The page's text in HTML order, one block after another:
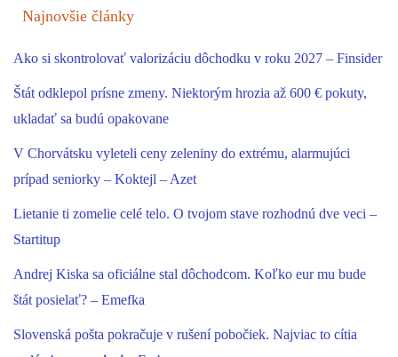
Najnovšie články
Ako si skontrolovať valorizáciu dôchodku v roku 2027 – Finsider
Štát odklepol prísne zmeny. Niektorým hrozia až 600 € pokuty,
ukladať sa budú opakovane
V Chorvátsku vyleteli ceny zeleniny do extrému, alarmujúci
prípad seniorky – Koktejl – Azet
Lietanie ti zomelie celé telo. O tvojom stave rozhodnú dve veci –
Startitup
Andrej Kiska sa oficiálne stal dôchodcom. Koľko eur mu bude
štát posielať? – Emefka
Slovenská pošta pokračuje v rušení pobočiek. Najviac to cítia